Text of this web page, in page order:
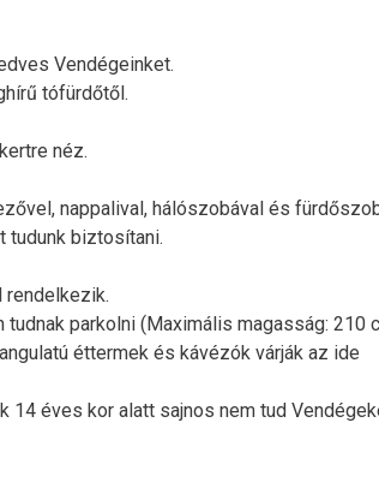
Vendégeinket.
tófürdőtől.
néz.
nappalival, hálószobával és
tudunk biztosítani.
rendelkezik.
parkolni (Maximális magasság: 210
éttermek és kávézók várják az ide
14 éves kor alatt sajnos nem tud